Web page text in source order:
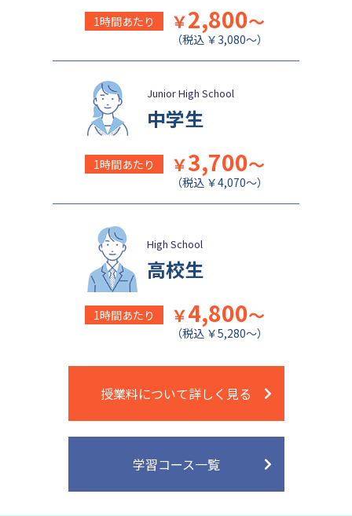
1時間あたり ￥2,800～
（税込 ￥3,080～）
Junior High School
中学生
1時間あたり ￥3,700～
（税込 ￥4,070～）
High School
高校生
1時間あたり ￥4,800～
（税込 ￥5,280～）
授業料について詳しく見る
学習コース一覧